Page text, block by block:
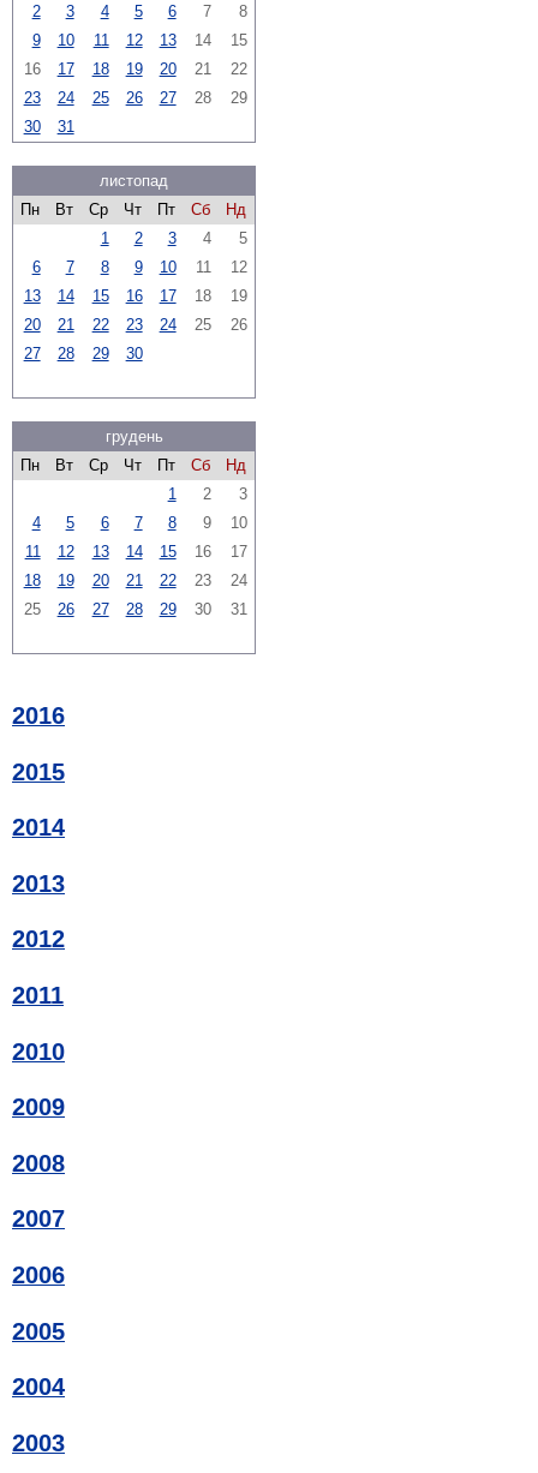
2
3 4 5 6 7
8
9
10 11 12 13 14
15
16
17 18 19 20 21
22
23
24 25 26 27 28
29
30
31
листопад
Пн
Вт Ср Чт Пт Сб
Нд
1
2 3 4
5
6
7 8 9 10 11
12
13
14 15 16 17 18
19
20
21 22 23 24 25
26
27
28 29 30
грудень
Пн
Вт Ср Чт Пт Сб
Нд
1
2
3
4
5 6 7 8 9
10
11
12 13 14 15 16
17
18
19 20 21 22 23
24
25
26 27 28 29 30 31
2016
2015
2014
2013
2012
2011
2010
2009
2008
2007
2006
2005
2004
2003